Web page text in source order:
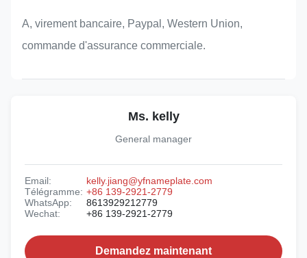
A, virement bancaire, Paypal, Western Union,
commande d'assurance commerciale.
Ms. kelly
General manager
Email:
kelly.jiang@yfnameplate.com
Télégramme: +86 139-2921-2779
WhatsApp:
8613929212779
Wechat:
+86 139-2921-2779
Demandez maintenant